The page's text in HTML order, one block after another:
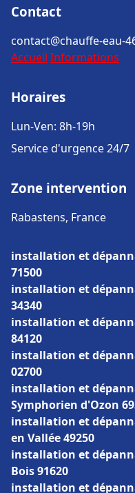
Contact
contact@chauffe-eau-
Accueil Informations
Horaires
Lun-Ven: 8h-19h
Service d'urgence 24/7
Zone intervention
Rabastens, France
installation et
71500
installation et
34340
installation et
84120
installation et
02700
installation et
Symphorien d'Ozon
installation et
en Vallée 49250
installation et
Bois 91620
installation et